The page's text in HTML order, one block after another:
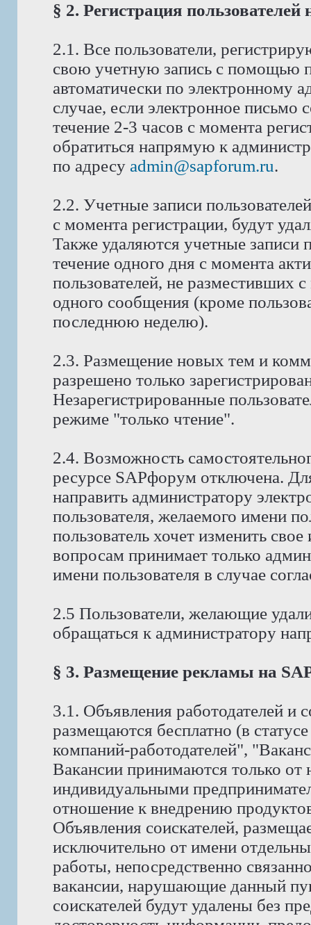
§ 2. Регистрация пользователей
2.1. Все пользователи,
свою учетную запись с помощью
автоматически по электронному
случае, если электронное письмо
течение 2-3 часов с момента
обратиться напрямую к
по адресу admin@sapforum.ru.
2.2. Учетные записи
с момента регистрации, будут
Также удаляются учетные записи
течение одного дня с момента
пользователей, не разместивших
одного сообщения (кроме
последнюю неделю).
2.3. Размещение новых тем и
разрешено только
Незарегистрированные
режиме "только чтение".
2.4. Возможность
ресурсе SAPфорум отключена.
направить администратору
пользователя, желаемого имени
пользователь хочет изменить
вопросам принимает только
имени пользователя в случае
2.5 Пользователи, желающие
обращаться к администратору
§ 3. Размещение рекламы на
3.1. Объявления работодателей и
размещаются бесплатно (в
компаний-работодателей",
Вакансии принимаются только
индивидуальными
отношение к внедрению
Объявления соискателей,
исключительно от имени
работы, непосредственно
вакансии, нарушающие данный
соискателей будут удалены без